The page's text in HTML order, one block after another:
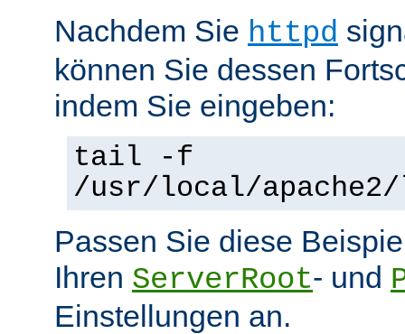
Nachdem Sie httpd
können Sie dessen
indem Sie eingeben:
tail -f
/usr/local/
Passen Sie diese
Ihren ServerRoot- und
Einstellungen an.